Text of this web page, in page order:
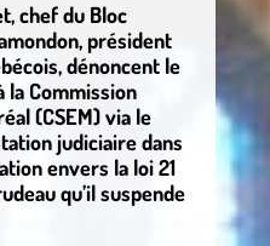
chef du Bloc
président
dénoncent le
Commission
(CSEM) via le
judiciaire dans
envers la loi 21
qu’il suspende